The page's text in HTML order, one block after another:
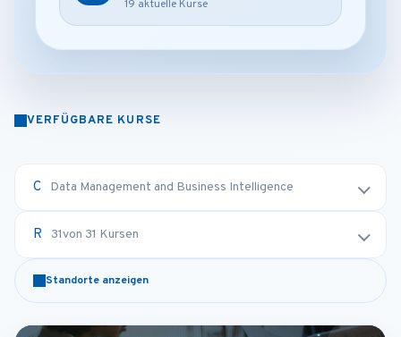
19 aktuelle Kurse
VERFÜGBARE KURSE
Data Management and Business Intelligence
31von 31 Kursen
Standorte anzeigen